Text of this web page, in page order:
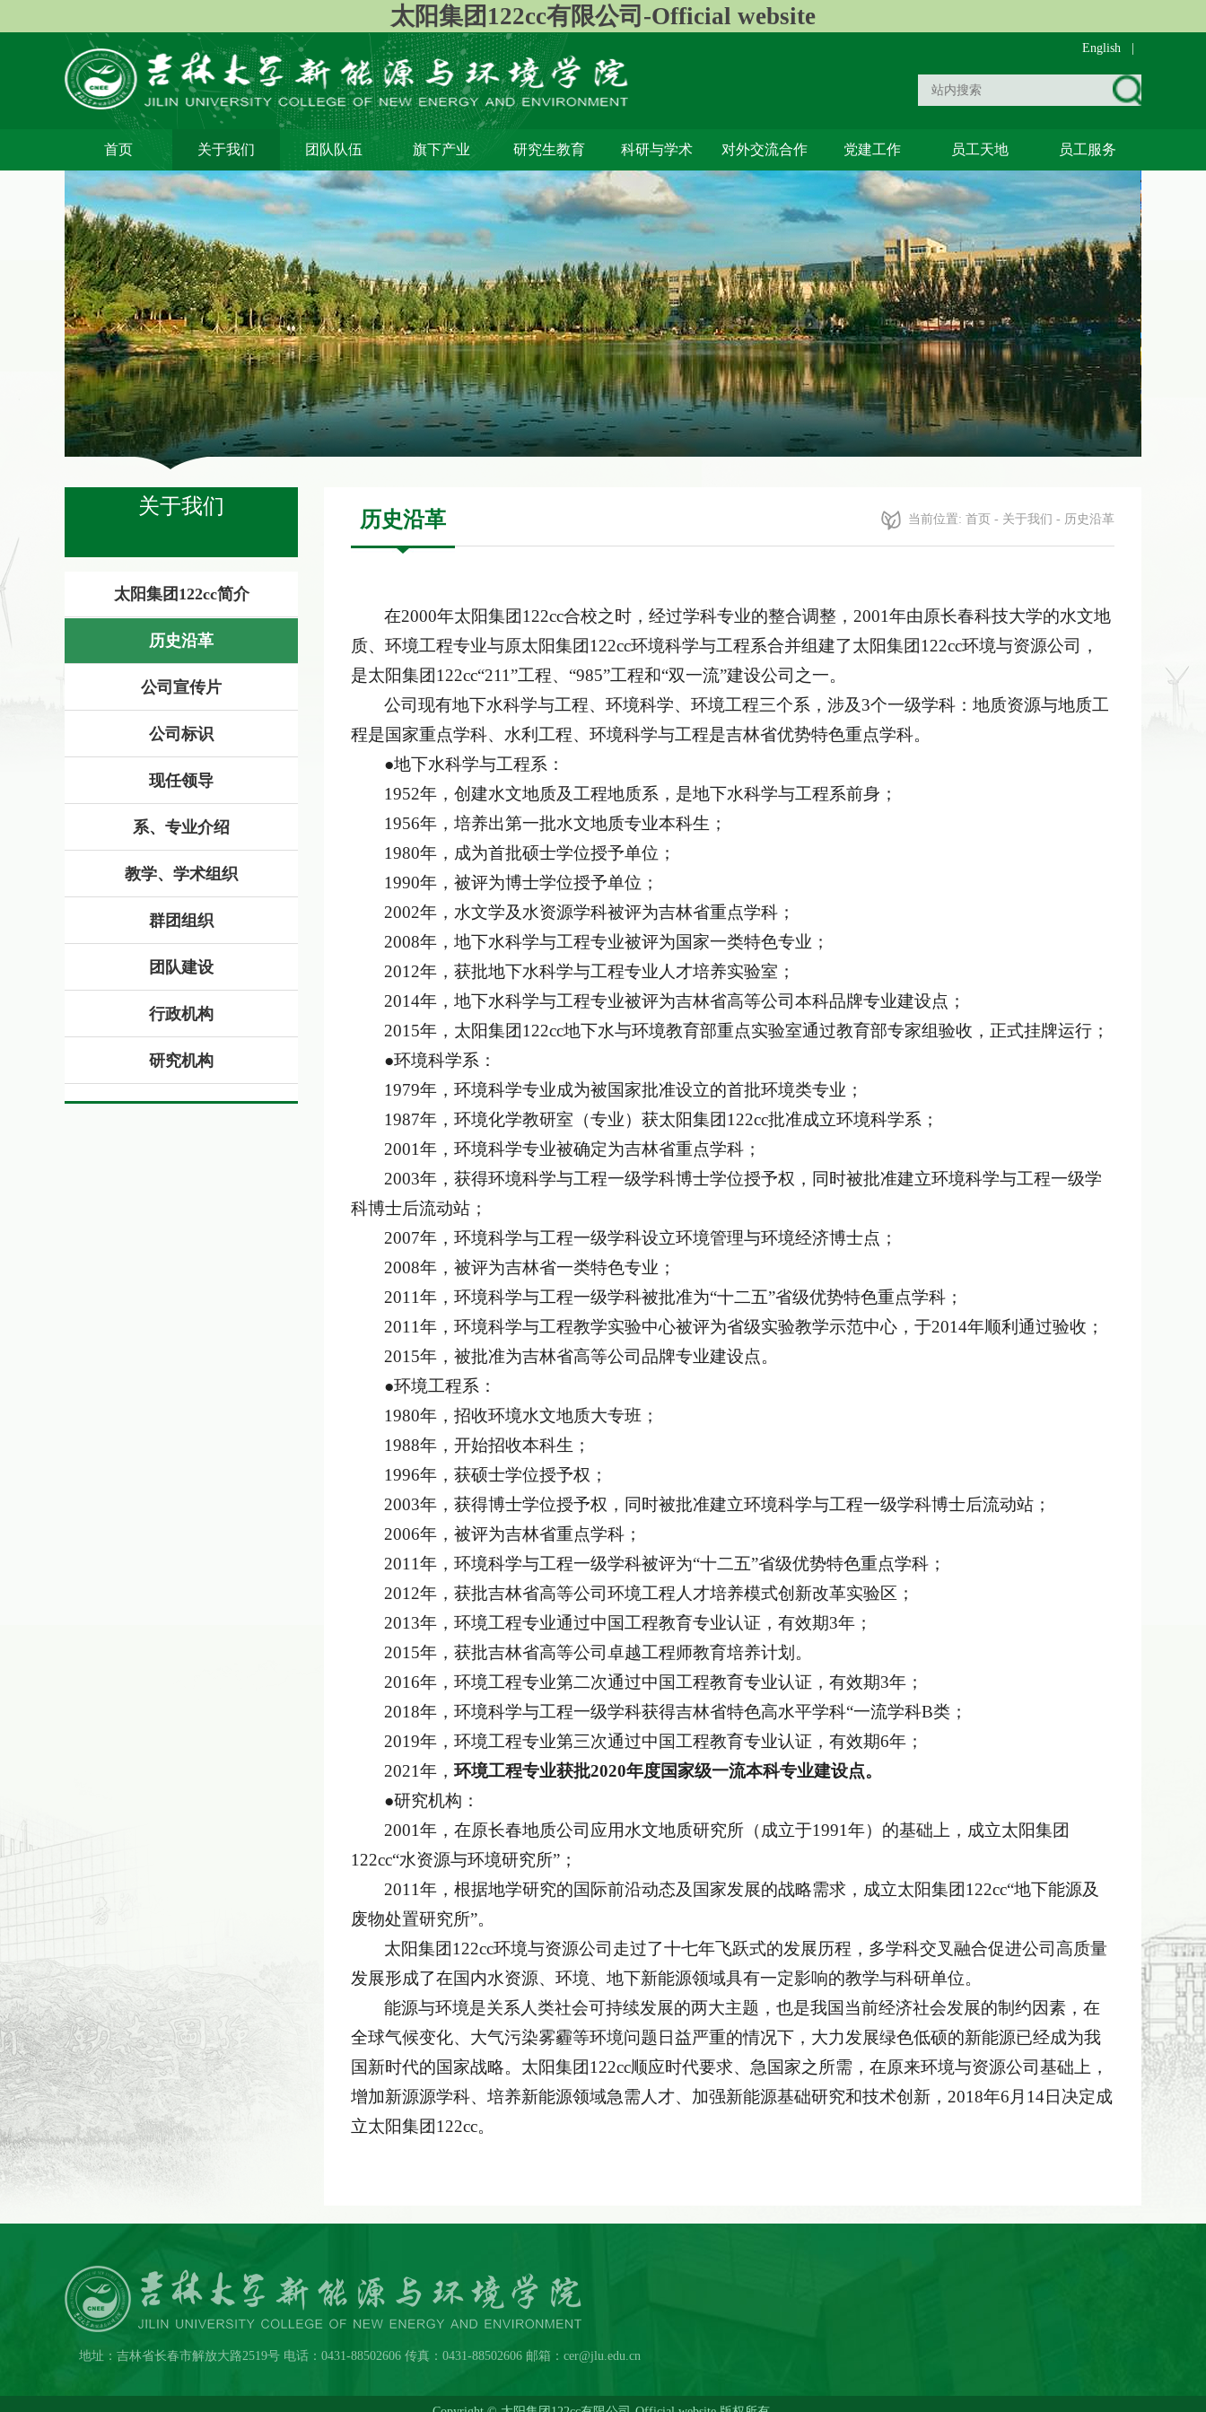
太阳集团122cc有限公司-Official website
English
首页 关于我们 团队队伍 旗下产业 研究生教育 科研与学术 对外交流合作 党建工作 员工天地 员工服务
关于我们
​太阳集团122cc简介
历史沿革
公司宣传片
公司标识
现任领导
系、专业介绍
教学、学术组织
群团组织
团队建设
行政机构
研究机构
历史沿革 当前位置: 首页 - 关于我们 - 历史沿革
在2000年太阳集团122cc合校之时，经过学科专业的整合调整，2001年由原长春科技大学的水文地
质、环境工程专业与原太阳集团122cc环境科学与工程系合并组建了太阳集团122cc环境与资源公司，
是太阳集团122cc“211”工程、“985”工程和“双一流”建设公司之一。
公司现有地下水科学与工程、环境科学、环境工程三个系，涉及3个一级学科：地质资源与地质工
程是国家重点学科、水利工程、环境科学与工程是吉林省优势特色重点学科。
●地下水科学与工程系：
1952年，创建水文地质及工程地质系，是地下水科学与工程系前身；
1956年，培养出第一批水文地质专业本科生；
1980年，成为首批硕士学位授予单位；
1990年，被评为博士学位授予单位；
2002年，水文学及水资源学科被评为吉林省重点学科；
2008年，地下水科学与工程专业被评为国家一类特色专业；
2012年，获批地下水科学与工程专业人才培养实验室；
2014年，地下水科学与工程专业被评为吉林省高等公司本科品牌专业建设点；
2015年，太阳集团122cc地下水与环境教育部重点实验室通过教育部专家组验收，正式挂牌运行；
●环境科学系：
1979年，环境科学专业成为被国家批准设立的首批环境类专业；
1987年，环境化学教研室（专业）获太阳集团122cc批准成立环境科学系；
2001年，环境科学专业被确定为吉林省重点学科；
2003年，获得环境科学与工程一级学科博士学位授予权，同时被批准建立环境科学与工程一级学
科博士后流动站；
2007年，环境科学与工程一级学科设立环境管理与环境经济博士点；
2008年，被评为吉林省一类特色专业；
2011年，环境科学与工程一级学科被批准为“十二五”省级优势特色重点学科；
2011年，环境科学与工程教学实验中心被评为省级实验教学示范中心，于2014年顺利通过验收；
2015年，被批准为吉林省高等公司品牌专业建设点。
●环境工程系：
1980年，招收环境水文地质大专班；
1988年，开始招收本科生；
1996年，获硕士学位授予权；
2003年，获得博士学位授予权，同时被批准建立环境科学与工程一级学科博士后流动站；
2006年，被评为吉林省重点学科；
2011年，环境科学与工程一级学科被评为“十二五”省级优势特色重点学科；
2012年，获批吉林省高等公司环境工程人才培养模式创新改革实验区；
2013年，环境工程专业通过中国工程教育专业认证，有效期3年；
2015年，获批吉林省高等公司卓越工程师教育培养计划。
2016年，环境工程专业第二次通过中国工程教育专业认证，有效期3年；
2018年，环境科学与工程一级学科获得吉林省特色高水平学科“一流学科B类；
2019年，环境工程专业第三次通过中国工程教育专业认证，有效期6年；
2021年，环境工程专业获批2020年度国家级一流本科专业建设点。
●研究机构：
2001年，在原长春地质公司应用水文地质研究所（成立于1991年）的基础上，成立太阳集团
122cc“水资源与环境研究所”；
2011年，根据地学研究的国际前沿动态及国家发展的战略需求，成立太阳集团122cc“地下能源及
废物处置研究所”。
太阳集团122cc环境与资源公司走过了十七年飞跃式的发展历程，多学科交叉融合促进公司高质量
发展形成了在国内水资源、环境、地下新能源领域具有一定影响的教学与科研单位。
能源与环境是关系人类社会可持续发展的两大主题，也是我国当前经济社会发展的制约因素，在
全球气候变化、大气污染雾霾等环境问题日益严重的情况下，大力发展绿色低硕的新能源已经成为我
国新时代的国家战略。太阳集团122cc顺应时代要求、急国家之所需，在原来环境与资源公司基础上，
增加新源源学科、培养新能源领域急需人才、加强新能源基础研究和技术创新，2018年6月14日决定成
立太阳集团122cc。
地址：吉林省长春市解放大路2519号 电话：0431-88502606 传真：0431-88502606 邮箱：cer@jlu.edu.cn